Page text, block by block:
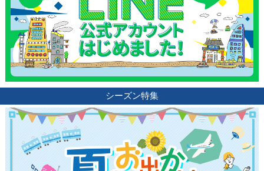
シーズン特集